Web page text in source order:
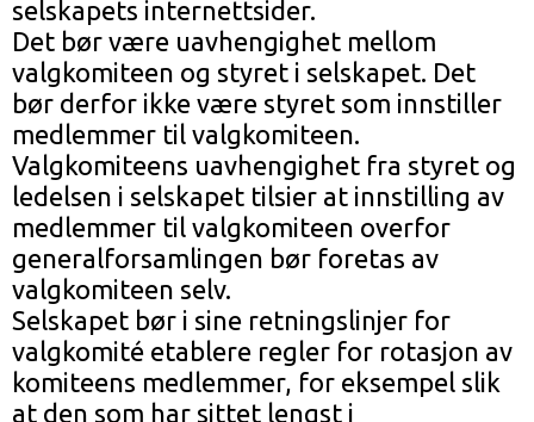
selskapets internettsider.
Det bør være uavhengighet mellom
valgkomiteen og styret i selskapet. Det
bør derfor ikke være styret som innstiller
medlemmer til valgkomiteen.
Valgkomiteens uavhengighet fra styret og
ledelsen i selskapet tilsier at innstilling av
medlemmer til valgkomiteen overfor
generalforsamlingen bør foretas av
valgkomiteen selv.
Selskapet bør i sine retningslinjer for
valgkomité etablere regler for rotasjon av
komiteens medlemmer, for eksempel slik
at den som har sittet lengst i